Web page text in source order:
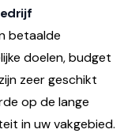
betaalde
doelen, budget
zeer geschikt
op de lange
in uw vakgebied.